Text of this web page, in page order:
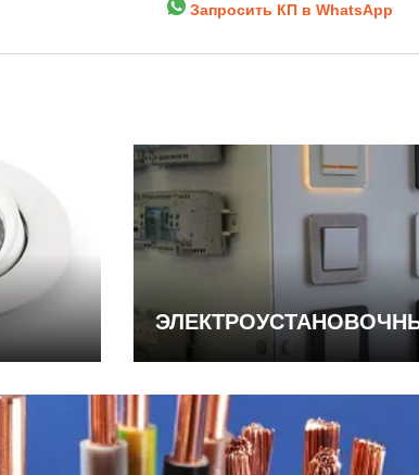
Запросить КП в WhatsApp